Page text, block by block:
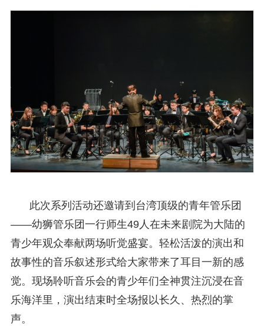
此次系列活动还邀请到台湾顶级的青年管乐团
——幼狮管乐团一行师生49人在未来剧院为大陆的
青少年观众奉献两场听觉盛宴。轻松活泼的演出和
故事性的音乐叙述形式给大家带来了耳目一新的感
觉。现场聆听音乐会的青少年们全神贯注沉浸在音
乐海洋里，演出结束时全场报以长久、热烈的掌
声。